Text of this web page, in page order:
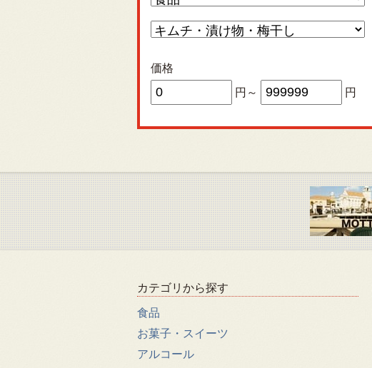
価格
円～
円
カテゴリから探す
食品
お菓子・スイーツ
アルコール